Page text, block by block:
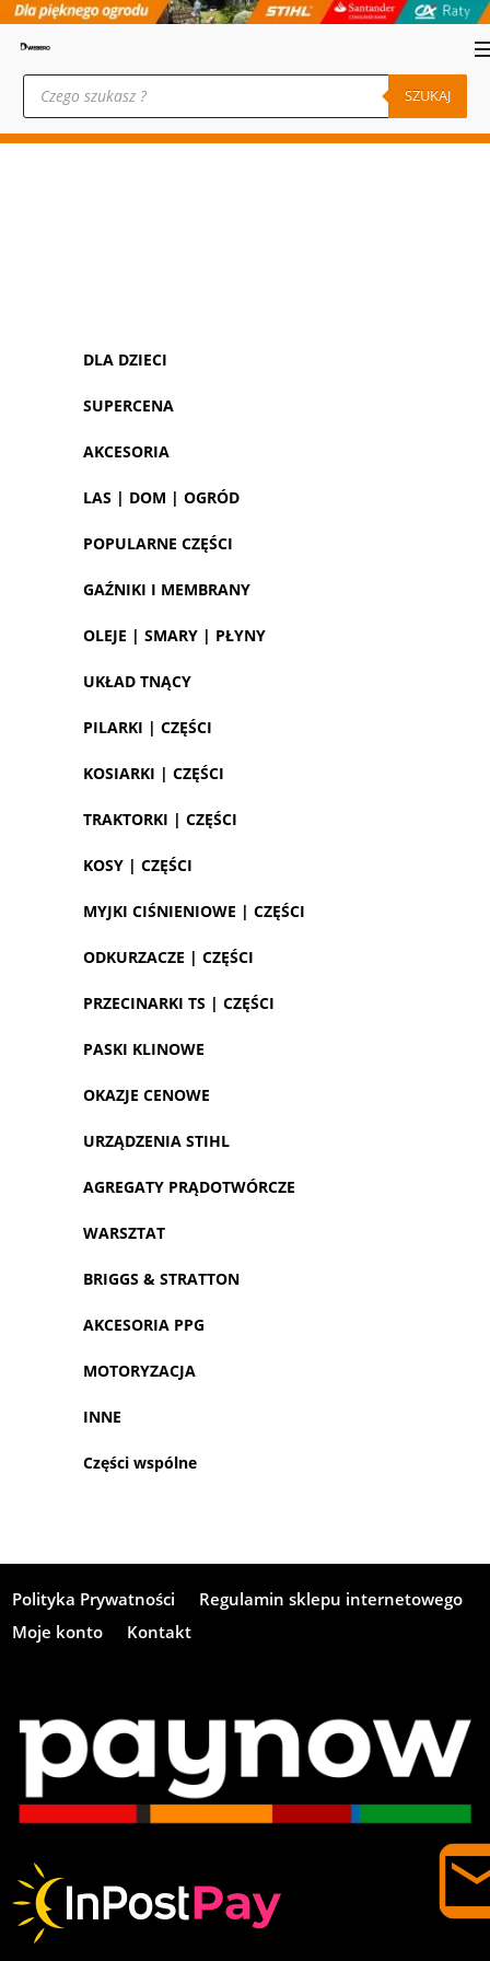
Wyszukiwarka
produktów SZUKAJ
DLA DZIECI
SUPERCENA
AKCESORIA
LAS | DOM | OGRÓD
POPULARNE CZĘŚCI
GAŹNIKI I MEMBRANY
OLEJE | SMARY | PŁYNY
UKŁAD TNĄCY
PILARKI | CZĘŚCI
KOSIARKI | CZĘŚCI
TRAKTORKI | CZĘŚCI
KOSY | CZĘŚCI
MYJKI CIŚNIENIOWE | CZĘŚCI
ODKURZACZE | CZĘŚCI
PRZECINARKI TS | CZĘŚCI
PASKI KLINOWE
OKAZJE CENOWE
URZĄDZENIA STIHL
AGREGATY PRĄDOTWÓRCZE
WARSZTAT
BRIGGS & STRATTON
AKCESORIA PPG
MOTORYZACJA
INNE
Części wspólne
Polityka Prywatności
Regulamin sklepu internetowego
Moje konto
Kontakt